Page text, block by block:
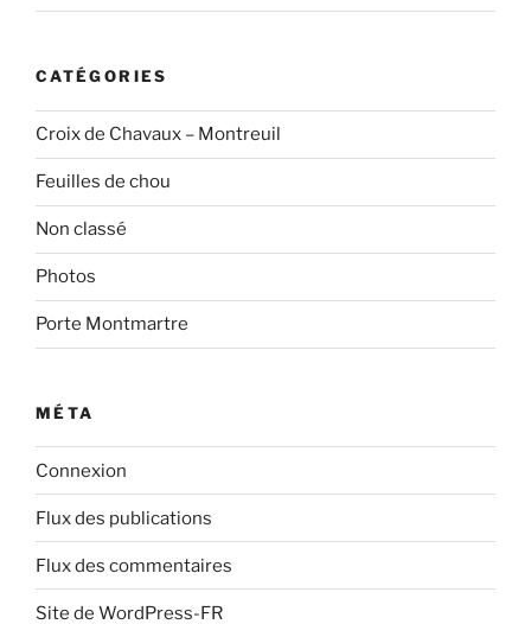
CATÉGORIES
Croix de Chavaux – Montreuil
Feuilles de chou
Non classé
Photos
Porte Montmartre
MÉTA
Connexion
Flux des publications
Flux des commentaires
Site de WordPress-FR